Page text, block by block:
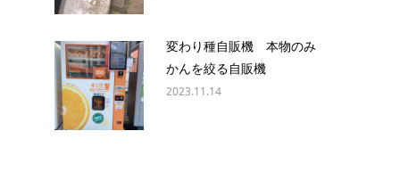
変わり種自販機 本物のみ
かんを絞る自販機
2023.11.14